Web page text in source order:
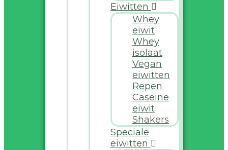
Eiwitten
Whey
eiwit
Whey
isolaat
Vegan
eiwitten
Repen
Caseine
eiwit
Shakers
Speciale
eiwitten